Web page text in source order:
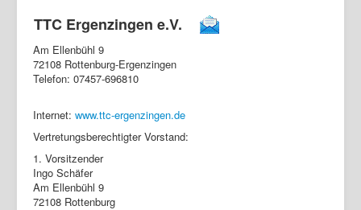
Berichte
Bilder
Links
Archiv
Login
TTC Ergenzingen e.V.
Am Ellenbühl 9
72108 Rottenburg-Ergenzingen
Telefon: 07457-696810
Internet: www.ttc-ergenzingen.de
Vertretungsberechtigter Vorstand:
1. Vorsitzender
Ingo Schäfer
Am Ellenbühl 9
72108 Rottenburg